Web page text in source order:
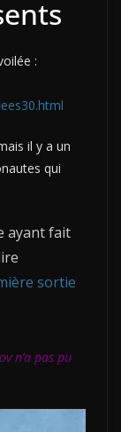
:
il y a un
qui
ayant fait
sortie
n’a pas pu